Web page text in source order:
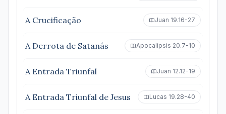
A Crucificação Juan 19.16-27
A Derrota de Satanás Apocalipsis 20.7-10
A Entrada Triunfal Juan 12.12-19
A Entrada Triunfal de Jesus Lucas 19.28-40